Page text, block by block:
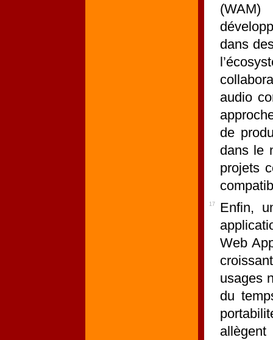
dans
audio
de
dans le
projets
17
Enfin,
Web
usages
du